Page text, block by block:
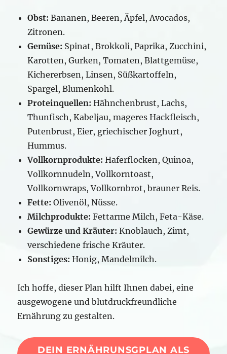
Obst: Bananen, Beeren, Äpfel, Avocados,
Zitronen.​
Gemüse: Spinat, Brokkoli, Paprika, Zucchini,
Karotten, Gurken, Tomaten, Blattgemüse,
Kichererbsen, Linsen, Süßkartoffeln,
Spargel, Blumenkohl.​
Proteinquellen: Hähnchenbrust, Lachs,
Thunfisch, Kabeljau, mageres Hackfleisch,
Putenbrust, Eier, griechischer Joghurt,
Hummus.​
Vollkornprodukte: Haferflocken, Quinoa,
Vollkornnudeln, Vollkorntoast,
Vollkornwraps, Vollkornbrot, brauner Reis.​
Fette: Olivenöl, Nüsse.​
Milchprodukte: Fettarme Milch, Feta-Käse.​
Gewürze und Kräuter: Knoblauch, Zimt,
verschiedene frische Kräuter.​
Sonstiges: Honig, Mandelmilch.
Ich hoffe, dieser Plan hilft Ihnen dabei, eine
ausgewogene und blutdruckfreundliche
Ernährung zu gestalten.
DEIN ERNÄHRUNSGPLAN ALS